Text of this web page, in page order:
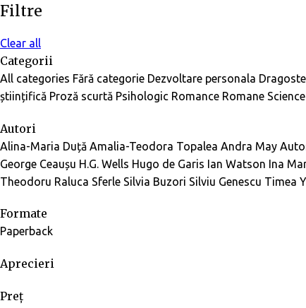
Filtre
Clear all
Categorii
All categories Fără categorie Dezvoltare personala Dragoste
științifică Proză scurtă Psihologic Romance Romane
Autori
Alina-Maria Duță Amalia-Teodora Topalea Andra May
George Ceaușu H.G. Wells Hugo de Garis Ian Watson Ina
Theodoru Raluca Sferle Silvia Buzori Silviu Genescu Timea
Formate
Paperback
Aprecieri
Preț